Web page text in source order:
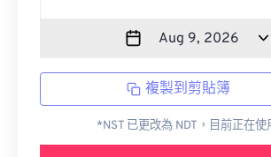
複製到剪貼簿
*NST 已更改為 NDT，目前正在使